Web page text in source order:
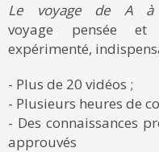
Le voyage de A
voyage pensée
expérimenté,
- Plus de 20 vidéos ;
- Plusieurs heures de
- Des connaissances
approuvés